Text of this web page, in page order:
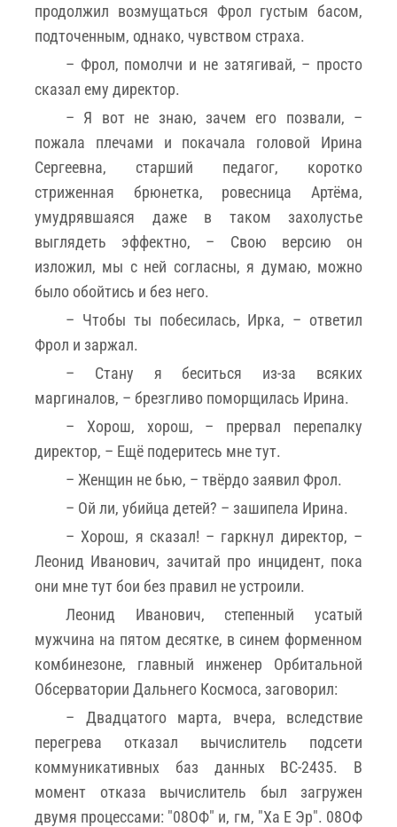
продолжил возмущаться Фрол густым басом,
подточенным, однако, чувством страха.
– Фрол, помолчи и не затягивай, – просто
сказал ему директор.
– Я вот не знаю, зачем его позвали, –
пожала плечами и покачала головой Ирина
Сергеевна, старший педагог, коротко
стриженная брюнетка, ровесница Артёма,
умудрявшаяся даже в таком захолустье
выглядеть эффектно, – Свою версию он
изложил, мы с ней согласны, я думаю, можно
было обойтись и без него.
– Чтобы ты побесилась, Ирка, – ответил
Фрол и заржал.
– Стану я беситься из-за всяких
маргиналов, – брезгливо поморщилась Ирина.
– Хорош, хорош, – прервал перепалку
директор, – Ещё подеритесь мне тут.
– Женщин не бью, – твёрдо заявил Фрол.
– Ой ли, убийца детей? – зашипела Ирина.
– Хорош, я сказал! – гаркнул директор, –
Леонид Иванович, зачитай про инцидент, пока
они мне тут бои без правил не устроили.
Леонид Иванович, степенный усатый
мужчина на пятом десятке, в синем форменном
комбинезоне, главный инженер Орбитальной
Обсерватории Дальнего Космоса, заговорил:
– Двадцатого марта, вчера, вследствие
перегрева отказал вычислитель подсети
коммуникативных баз данных ВС-2435. В
момент отказа вычислитель был загружен
двумя процессами: "08ОФ" и, гм, "Ха Е Эр". 08ОФ